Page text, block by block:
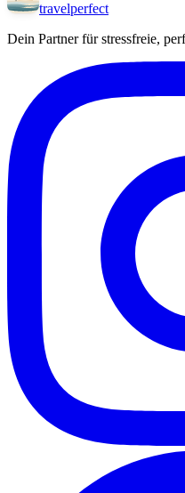
travelperfect
Dein Partner für stressfreie,